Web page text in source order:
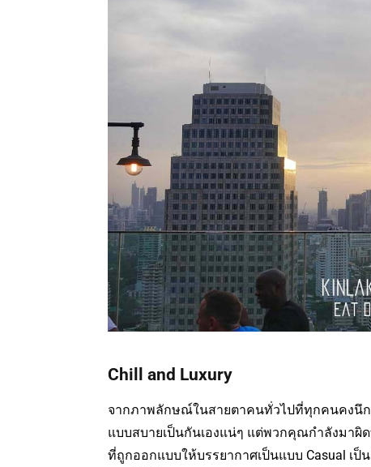
Chill and Luxury
จากภาพลักษณ์ในสายตาคนทั่วไปที่ทุกคนคงนึก
แบบสบายเป็นกันเองแน่ๆ แต่พวกคุณกำลังมาผิด
ที่ถูกออกแบบให้บรรยากาศเป็นแบบ Casual เ